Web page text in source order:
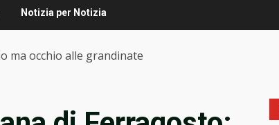
Notizia per Notizia
ma occhio alle grandinate